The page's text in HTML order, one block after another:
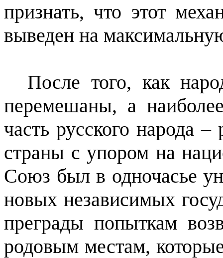
признать, что этот
выведен на
После того, как
перемешаны, а
часть русского народа
страны с упором на
Союз был в одночасье
новых независимых
преграды попыткам
родовым местам,